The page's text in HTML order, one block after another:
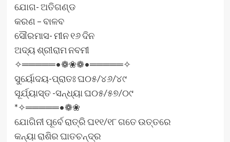
ଯୋଗ- ଅତିଗଣ୍ଡ
କରଣ – ବାଳବ
ସୌରମାସ- ମୀନ ୧୬ ଦିନ
ଅଦ୍ୟ ଶ୍ରୀରାମ ନବମୀ
✧═════•❁❀❁•═════✧
ସୁର୍ୟୋଦୟ-ପ୍ରାତଃ ଘ୦୫/୪୬/୪୯
ସୂର୍ଯ୍ୟାସ୍ତ -ସନ୍ଧ୍ୟା ଘ୦୫/୫୭/୦୯
*✧═════•❁❀
ଯୋଗିନୀ ପୂର୍ବେ ରାତ୍ରି ଘ୧୧/୧୮ ଗତେ ଉତ୍ତରେ
କନ୍ୟା ରାଶିର ଘାତଚନ୍ଦ୍ର